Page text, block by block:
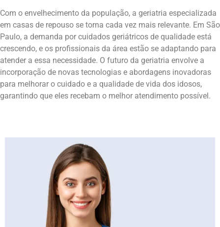
Com o envelhecimento da população, a geriatria especializada
em casas de repouso se torna cada vez mais relevante. Em São
Paulo, a demanda por cuidados geriátricos de qualidade está
crescendo, e os profissionais da área estão se adaptando para
atender a essa necessidade. O futuro da geriatria envolve a
incorporação de novas tecnologias e abordagens inovadoras
para melhorar o cuidado e a qualidade de vida dos idosos,
garantindo que eles recebam o melhor atendimento possível.